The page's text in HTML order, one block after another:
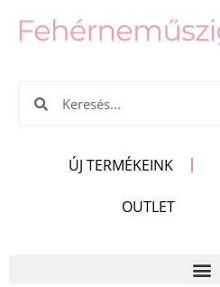
ÚJ TERMÉKEINK
OUTLET